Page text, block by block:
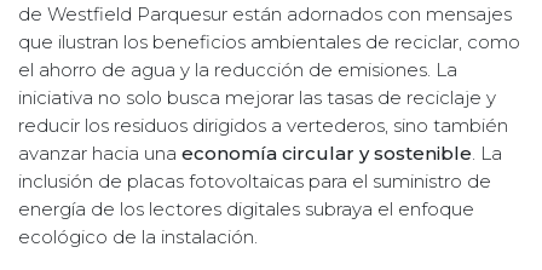
de Westfield Parquesur están adornados con mensajes
que ilustran los beneficios ambientales de reciclar, como
el ahorro de agua y la reducción de emisiones. La
iniciativa no solo busca mejorar las tasas de reciclaje y
reducir los residuos dirigidos a vertederos, sino también
avanzar hacia una economía circular y sostenible. La
inclusión de placas fotovoltaicas para el suministro de
energía de los lectores digitales subraya el enfoque
ecológico de la instalación.